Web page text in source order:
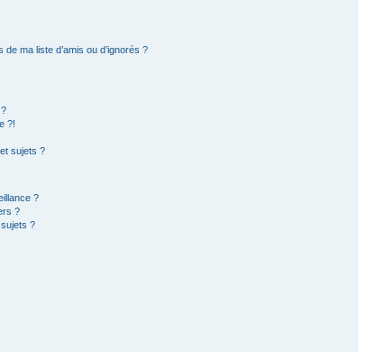
ma liste d’amis ou d’ignorés ?
?!
sujets ?
?
?
?